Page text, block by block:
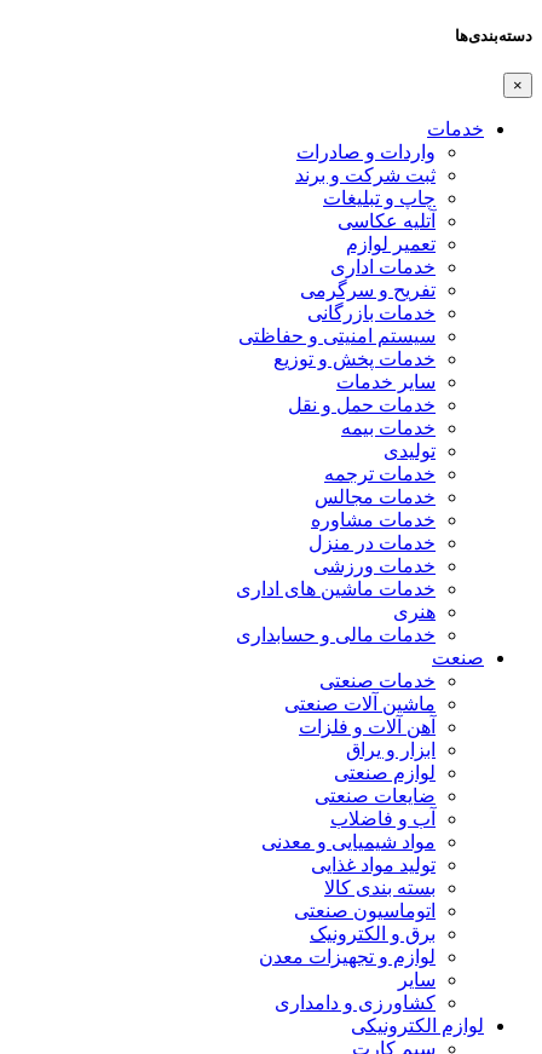
دسته‌بندی‌ها
×
خدمات
واردات و صادرات
ثبت شرکت و برند
چاپ و تبلیغات
آتلیه عکاسی
تعمیر لوازم
خدمات اداری
تفریح و سرگرمی
خدمات بازرگانی
سیستم امنیتی و حفاظتی
خدمات پخش و توزیع
سایر خدمات
خدمات حمل و نقل
خدمات بیمه
تولیدی
خدمات ترجمه
خدمات مجالس
خدمات مشاوره
خدمات در منزل
خدمات ورزشی
خدمات ماشین های اداری
هنری
خدمات مالی و حسابداری
صنعت
خدمات صنعتی
ماشین آلات صنعتی
آهن آلات و فلزات
ابزار و یراق
لوازم صنعتی
ضایعات صنعتی
آب و فاضلاب
مواد شیمیایی و معدنی
تولید مواد غذایی
بسته بندی کالا
اتوماسیون صنعتی
برق و الکترونیک
لوازم و تجهیزات معدن
سایر
کشاورزی و دامداری
لوازم الکترونیکی
سیم کارت